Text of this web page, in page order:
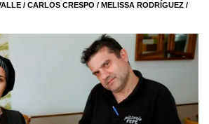
/ CARLOS CRESPO / MELISSA RODRÍGUEZ /